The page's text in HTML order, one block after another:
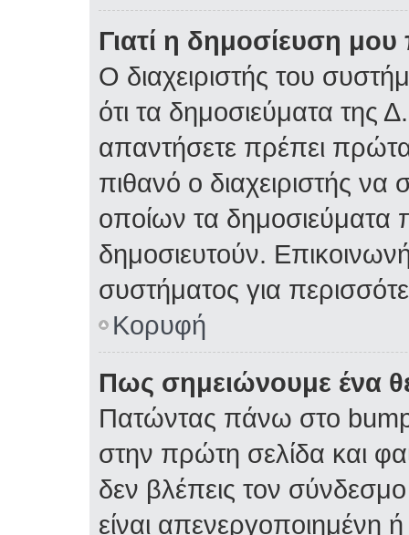
Γιατί η δημοσίευση μου
Ο διαχειριστής του
ότι τα δημοσιεύματα της
απαντήσετε πρέπει πρώτα
πιθανό ο διαχειριστής
οποίων τα δημοσιεύματα
δημοσιευτούν.
συστήματος για
Κορυφή
Πως σημειώνουμε ένα
Πατώντας πάνω στο
στην πρώτη σελίδα και
δεν βλέπεις τον σύνδεσμο
είναι απενεργοποιημένη